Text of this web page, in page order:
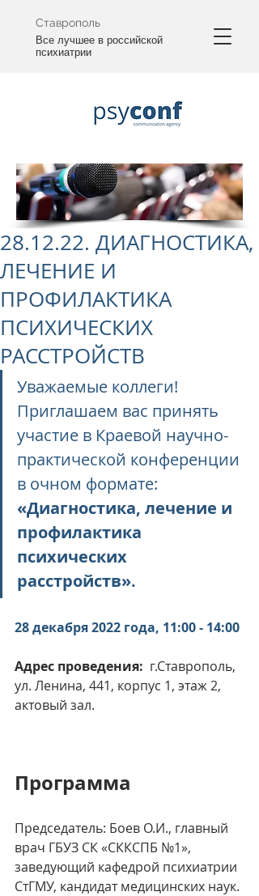
Ставрополь
Все лучшее в российской
психиатрии
28.12.22. ДИАГНОСТИКА,
ЛЕЧЕНИЕ И
ПРОФИЛАКТИКА
ПСИХИЧЕСКИХ
РАССТРОЙСТВ
Уважаемые коллеги!
Приглашаем вас принять
участие в Краевой научно-
практической конференции
в очном формате:
«Диагностика, лечение и
профилактика
психических
расстройств».
28 декабря 2022 года, 11:00 - 14:00
Адрес проведения:
  г.Ставрополь,
ул. Ленина, 441, корпус 1, этаж 2,
актовый зал.
Программа
Председатель: Боев О.И., главный
врач ГБУЗ СК «СККСПБ №1»,
заведующий кафедрой психиатрии
СтГМУ, кандидат медицинских наук.